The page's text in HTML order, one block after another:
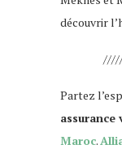
découvrir
Partez
assurance
Maroc.